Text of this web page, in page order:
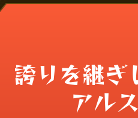
誇りを継ぎ
アル